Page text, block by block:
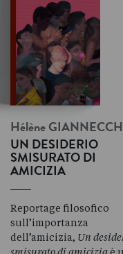
Hélène
UN DESIDERIO
SMISURATO DI
AMICIZIA
Reportage filosofico
sull’importanza
dell’amicizia, Un